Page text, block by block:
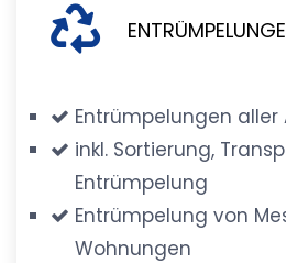
Entrümpelungen aller
inkl. Sortierung,
Entrümpelung
Entrümpelung von
Wohnungen